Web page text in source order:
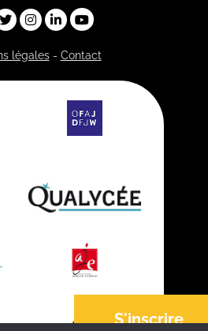
S'inscrire
légales- Contact